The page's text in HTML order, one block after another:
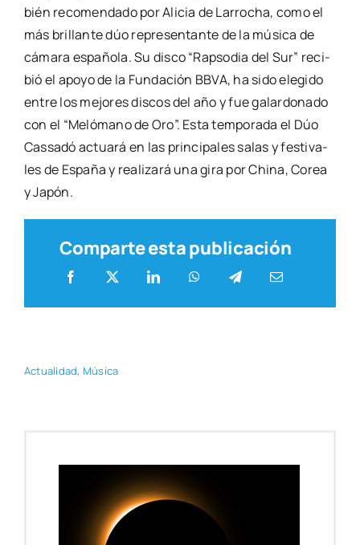
bién reco­men­da­do por Ali­cia de Larro­cha, como el
más bri­llan­te dúo repre­sen­tan­te de la mú­si­ca de
cá­ma­ra espa­ño­la. Su dis­co “Rap­so­dia del Sur” reci­
bió el apo­yo de la Fun­da­ción BBVA, ha sido ele­gi­do
entre los mejo­res dis­cos del año y fue galar­do­na­do
con el “Meló­mano de Oro”. Esta tem­po­ra­da el Dúo
Cas­sa­dó actua­rá en las prin­ci­pa­les salas y fes­ti­va­
les de Espa­ña y rea­li­za­rá una gira por Chi­na, Corea
y Japón.
Comparte esta publicación
Actua­li­dad, Músi­ca